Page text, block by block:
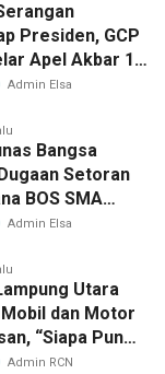
Presiden, GCP
Apel Akbar 10
di Sukabumi
Admin Elsa
Bangsa
Setoran
BOS SMA
ke Yayasan
Admin Elsa
Utara
dan Motor
“Siapa Pun
Admin RCN